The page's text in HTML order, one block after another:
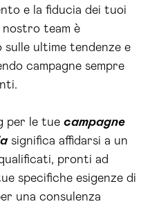
e la fiducia dei tuoi
team è
ultime tendenze e
campagne sempre
per le tue campagne
significa affidarsi a un
pronti ad
specifiche esigenze di
una consulenza